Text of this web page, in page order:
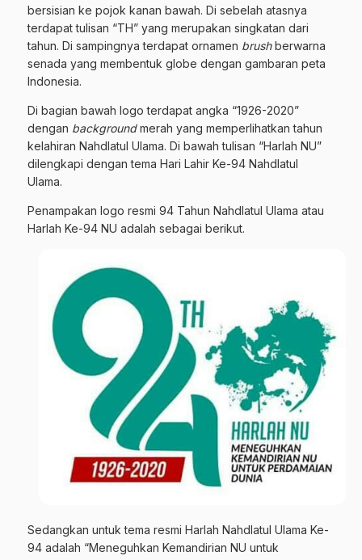
bersisian ke pojok kanan bawah. Di sebelah atasnya
terdapat tulisan “TH” yang merupakan singkatan dari
tahun. Di sampingnya terdapat ornamen brushberwarna
senada yang membentuk globe dengan gambaran peta
Indonesia.
Di bagian bawah logo terdapat angka “1926-2020”
dengan backgroundmerah yang memperlihatkan tahun
kelahiran Nahdlatul Ulama. Di bawah tulisan “Harlah NU”
dilengkapi dengan tema Hari Lahir Ke-94 Nahdlatul
Ulama.
Penampakan logo resmi 94 Tahun Nahdlatul Ulama atau
Harlah Ke-94 NU adalah sebagai berikut.
Sedangkan untuk tema resmi Harlah Nahdlatul Ulama Ke-
94 adalah “Meneguhkan Kemandirian NU untuk